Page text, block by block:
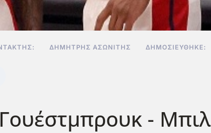
ΔΗΜΉΤΡΗΣ ΑΣΩΝΊΤΗΣ ΔΗΜΟΣΙΕΎΘΗΚΕ:
- Μπιλ